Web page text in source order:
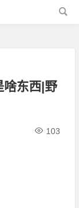
啥东西|野
103